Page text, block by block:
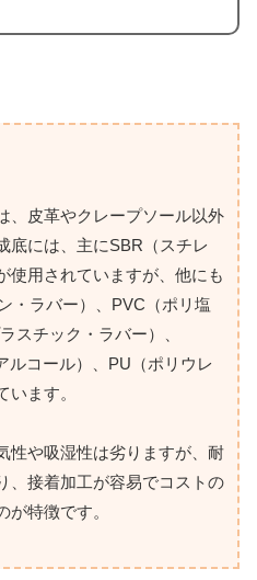
、皮革やクレープソール以外
底には、主にSBR（スチレ
使用されていますが、他にも
・ラバー）、PVC（ポリ塩
スチック・ラバー）、
ルコール）、PU（ポリウレ
います。
性や吸湿性は劣りますが、耐
、接着加工が容易でコストの
特徴です。